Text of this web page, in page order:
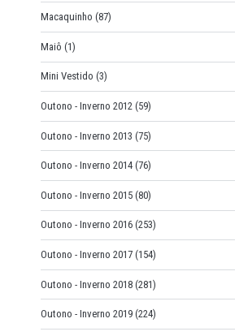
Macaquinho (87)
Maiô (1)
Mini Vestido (3)
Outono - Inverno 2012 (59)
Outono - Inverno 2013 (75)
Outono - Inverno 2014 (76)
Outono - Inverno 2015 (80)
Outono - Inverno 2016 (253)
Outono - Inverno 2017 (154)
Outono - Inverno 2018 (281)
Outono - Inverno 2019 (224)